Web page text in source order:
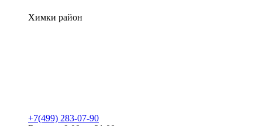
Химки район
+7(499) 283-07-90